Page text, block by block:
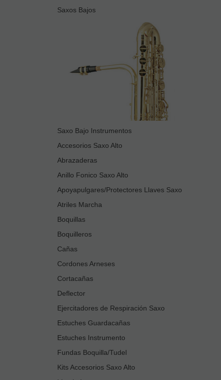
Saxos Bajos
Saxo Bajo Instrumentos
Accesorios Saxo Alto
Abrazaderas
Anillo Fonico Saxo Alto
Apoyapulgares/Protectores Llaves Saxo
Atriles Marcha
Boquillas
Boquilleros
Cañas
Cordones Arneses
Cortacañas
Deflector
Ejercitadores de Respiración Saxo
Estuches Guardacañas
Estuches Instrumento
Fundas Boquilla/Tudel
Kits Accesorios Saxo Alto